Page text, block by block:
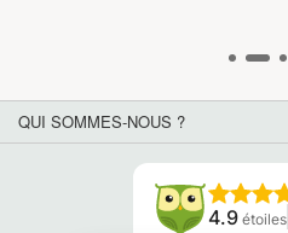
QUI SOMMES-NOUS ?
4.9 étoiles